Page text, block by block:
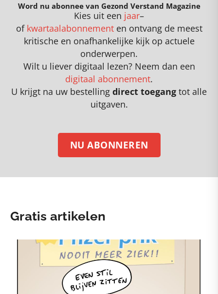
Word nu abonnee van Gezond Verstand Magazine
Kies uit een jaar–
of kwartaalabonnementen ontvang de meest
kritische en onafhankelijke kijk op actuele
onderwerpen.
Wilt u liever digitaal lezen? Neem dan een
digitaal abonnement.
U krijgt na uw bestelling direct toegang tot alle
uitgaven.
NU ABONNEREN
Gratis artikelen